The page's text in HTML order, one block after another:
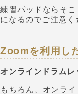
練習パッドならそ
になるのでご注意く
Zoomを利用し
オンラインドラム
もちろん、オンラ